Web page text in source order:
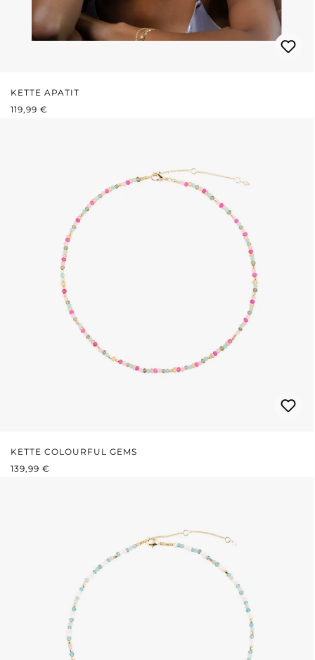
KETTE APATIT
REGULÄRER PREIS:
119,99 €
KETTE COLOURFUL GEMS
REGULÄRER PREIS:
139,99 €